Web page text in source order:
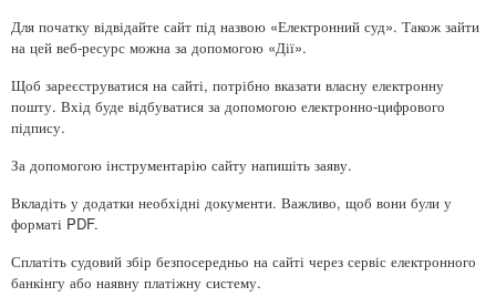
Для початку відвідайте сайт під назвою «Електронний суд». Також зайти
на цей веб-ресурс можна за допомогою «Дії».
Щоб зареєструватися на сайті, потрібно вказати власну електронну
пошту. Вхід буде відбуватися за допомогою електронно-цифрового
підпису.
За допомогою інструментарію сайту напишіть заяву.
Вкладіть у додатки необхідні документи. Важливо, щоб вони були у
форматі PDF.
Сплатіть судовий збір безпосередньо на сайті через сервіс електронного
банкінгу або наявну платіжну систему.